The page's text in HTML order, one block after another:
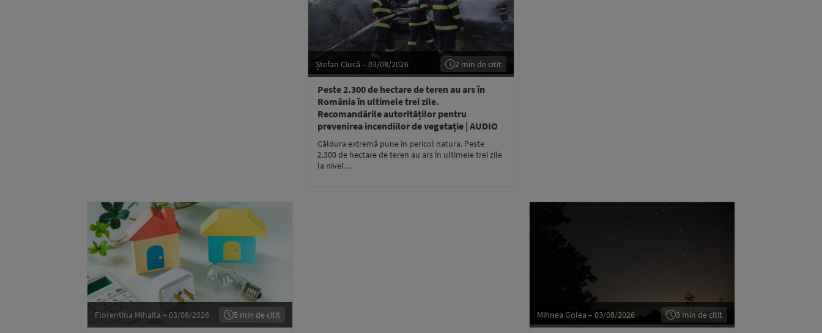
Ștefan Ciucă – 03/08/2026 2 min de citit
Peste 2.300 de hectare de teren au ars în
România în ultimele trei zile.
Recomandările autorităților pentru
prevenirea incendiilor de vegetație | AUDIO
Căldura extremă pune în pericol natura. Peste
2.300 de hectare de teren au ars în ultimele trei zile
la nivel…
Florentina Mihaita – 03/08/2026 5 min de citit Mihnea Golea – 03/08/2026 3 min de citit